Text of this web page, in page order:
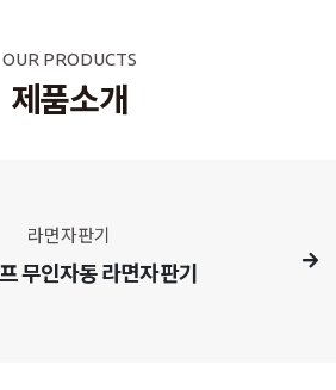
OUR PRODUCTS
제품소개
무인자동 라면자판기
라면자판기